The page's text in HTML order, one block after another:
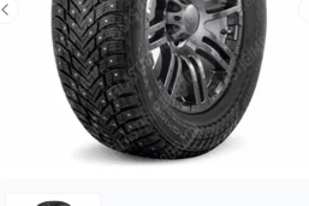
Previous Slide